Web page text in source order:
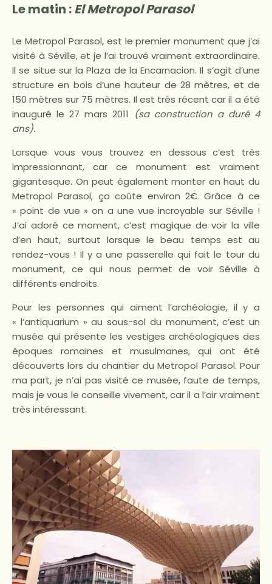
Le matin :El Metropol Parasol
Le Metropol Parasol, est le premier monument que j’ai
visité à Séville, et je l’ai trouvé vraiment extraordinaire.
Il se situe sur la Plaza de la Encarnacion. Il s’agit d’une
structure en bois d’une hauteur de 28 mètres, et de
150 mètres sur 75 mètres. Il est très récent car il a été
inauguré le 27 mars 2011
(sa construction a duré 4
ans).
Lorsque vous vous trouvez en dessous c’est très
impressionnant, car ce monument est vraiment
gigantesque. On peut également monter en haut du
Metropol Parasol, ça coûte environ 2€. Grâce à ce
« point de vue » on a une vue incroyable sur Séville !
J’ai adoré ce moment, c’est magique de voir la ville
d’en haut, surtout lorsque le beau temps est au
rendez-vous ! Il y a une passerelle qui fait le tour du
monument, ce qui nous permet de voir Séville à
différents endroits.
Pour les personnes qui aiment l’archéologie, il y a
« l’antiquarium » au sous-sol du monument, c’est un
musée qui présente les vestiges archéologiques des
époques romaines et musulmanes, qui ont été
découverts lors du chantier du Metropol Parasol. Pour
ma part, je n’ai pas visité ce musée, faute de temps,
mais je vous le conseille vivement, car il a l’air vraiment
très intéressant.